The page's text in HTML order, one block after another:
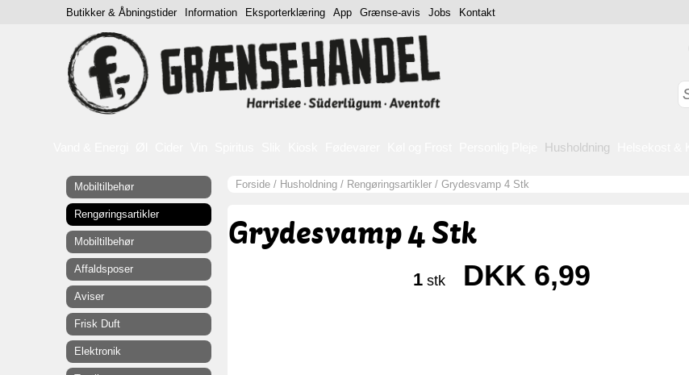
Husholdning
Forside / Husholdning / Rengøringsartikler / Grydesvamp 4 Stk
Grydesvamp 4 Stk
1 stk DKK 6,99
Mobiltilbehør
Rengøringsartikler
Mobiltilbehør
Affaldsposer
Aviser
Frisk Duft
Elektronik
Butikker & Åbningstider Information Eksporterklæring App Grænse-avis Jobs Kontakt